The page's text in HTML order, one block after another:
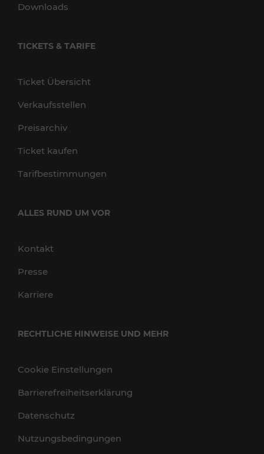
Downloads
TICKETS & TARIFE
Ticket Übersicht
Verkaufsstellen
Preisarchiv
Ticket kaufen
Tarifbestimmungen
ALLES RUND UM VOR
Kontakt
Presse
Karriere
RECHTLICHE HINWEISE UND MEHR
Cookie Einstellungen
Barrierefreiheitserklärung
Datenschutz
Nutzungsbedingungen